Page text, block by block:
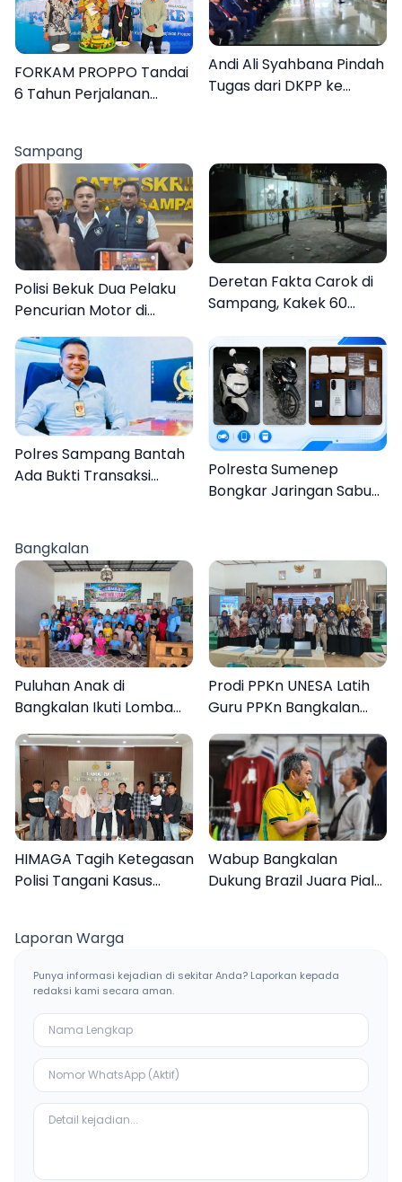
FORKAM PROPPO Tandai
6 Tahun Perjalanan
Organisasi
Andi Ali Syahbana Pindah
Tugas dari DKPP ke
Sampang
Polisi Bekuk Dua Pelaku
Pencurian Motor di
Bajrasokah Sampang
Deretan Fakta Carok di
Sampang, Kakek 60
Pria
Polres Sampang Bantah
Ada Bukti Transaksi
Polresta Sumenep
Bongkar Jaringan Sabu
Bangkalan
Puluhan Anak di
Bangkalan Ikuti Lomba
Mewarnai Bertema
Liburan Keluarga
Prodi PPKn UNESA Latih
Guru PPKn Bangkalan
dengan Pembelajaran
Inovasi Teknologi
HIMAGA Tagih Ketegasan
Polisi Tangani Kasus
Wabup Bangkalan
Dukung Brazil Juara Piala
Laporan Warga
Punya informasi kejadian di sekitar Anda? Laporkan kepada
redaksi kami secara aman.